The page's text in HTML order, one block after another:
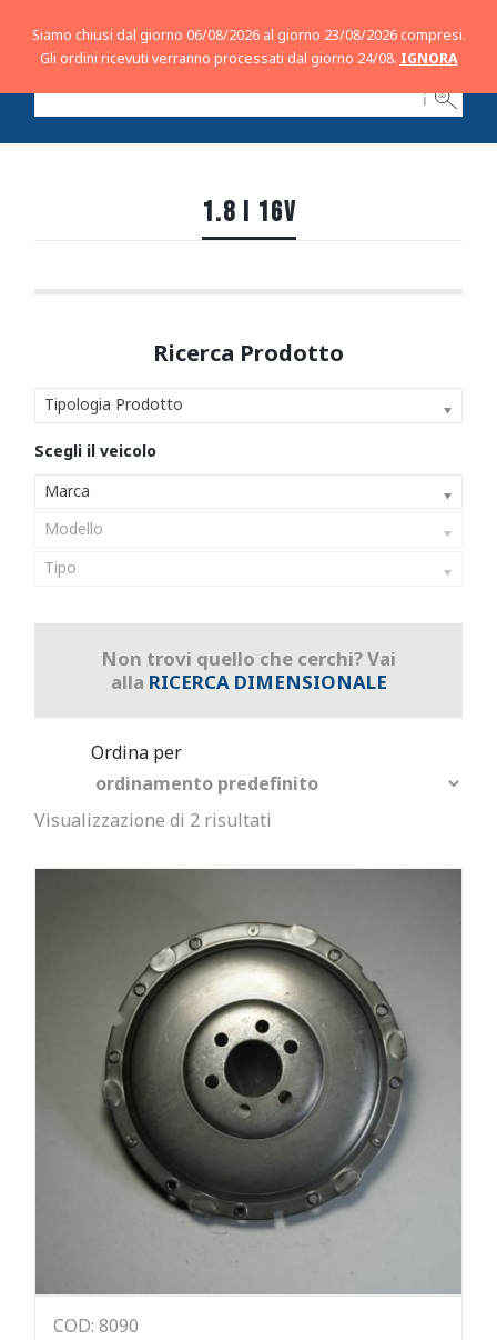
ℹ
1.8 I 16V
Tipologia Prodotto
Marca
Modello
Tipo
Non trovi quello che cerchi? Vai
alla RICERCA DIMENSIONALE
Visualizzazione di 2 risultati
COD: 8090
Siamo chiusi dal giorno 06/08/2026 al giorno 23/08/2026 compresi.
Gli ordini ricevuti verranno processati dal giorno 24/08. IGNORA